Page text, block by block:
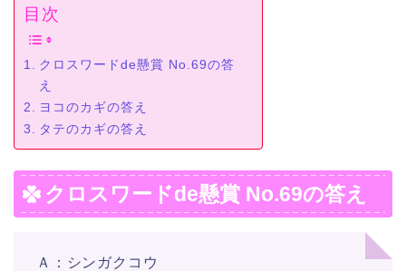
目次
クロスワードde懸賞 No.69の答
え
ヨコのカギの答え
タテのカギの答え
クロスワードde懸賞 No.69の答え
Ａ：シンガクコウ